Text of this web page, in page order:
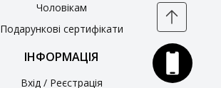
Чоловікам
Подарункові сертифікати
ІНФОРМАЦІЯ
Вхід / Реєстрація